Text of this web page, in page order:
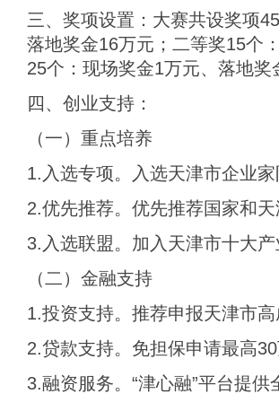
三、奖项设置：大赛共设奖项
落地奖金16万元；二等奖15个
25个：现场奖金1万元、落地奖
四、创业支持：
（一）重点培养
1.入选专项。入选天津市企业家
2.优先推荐。优先推荐国家和
3.入选联盟。加入天津市十大
（二）金融支持
1.投资支持。推荐申报天津市
2.贷款支持。免担保申请最高
3.融资服务。“津心融”平台提